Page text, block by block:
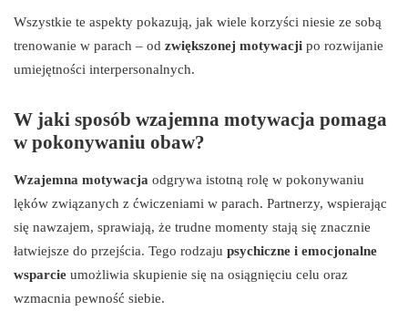
Wszystkie te aspekty pokazują, jak wiele korzyści niesie ze sobą
trenowanie w parach – od zwiększonej motywacji po rozwijanie
umiejętności interpersonalnych.
W jaki sposób wzajemna motywacja pomaga
w pokonywaniu obaw?
Wzajemna motywacja odgrywa istotną rolę w pokonywaniu
lęków związanych z ćwiczeniami w parach. Partnerzy, wspierając
się nawzajem, sprawiają, że trudne momenty stają się znacznie
łatwiejsze do przejścia. Tego rodzaju psychiczne i emocjonalne
wsparcie umożliwia skupienie się na osiągnięciu celu oraz
wzmacnia pewność siebie.